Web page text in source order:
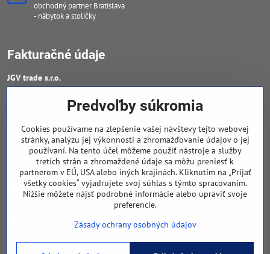
obchodný partner Bratislava
- nábytok a stoličky
Fakturačné údaje
JGV trade s​.r​.o​.
DIČ : 20223652906
IČ DPH : SK 2023652906
Sledujte naše novinky
Facebook
Predvoľby súkromia
Cookies používame na zlepšenie vašej návštevy tejto webovej
stránky, analýzu jej výkonnosti a zhromažďovanie údajov o jej
používaní. Na tento účel môžeme použiť nástroje a služby
tretích strán a zhromaždené údaje sa môžu preniesť k
partnerom v EÚ, USA alebo iných krajinách. Kliknutím na „Prijať
všetky cookies“ vyjadrujete svoj súhlas s týmto spracovaním.
Nižšie môžete nájsť podrobné informácie alebo upraviť svoje
preferencie.
Zásady ochrany osobných údajov